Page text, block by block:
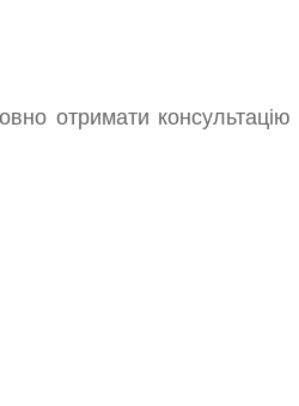
отримати консультацію